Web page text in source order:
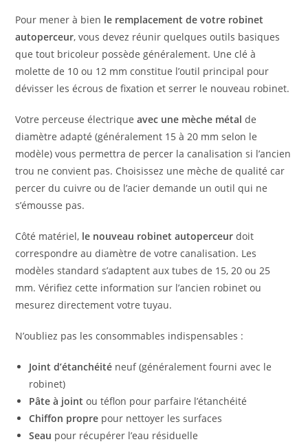
Pour mener à bien le remplacement de votre robinet
autoperceur, vous devez réunir quelques outils basiques
que tout bricoleur possède généralement. Une clé à
molette de 10 ou 12 mm constitue l’outil principal pour
dévisser les écrous de fixation et serrer le nouveau robinet.
Votre perceuse électriqueavec une mèche métal de
diamètre adapté (généralement 15 à 20 mm selon le
modèle) vous permettra de percer la canalisation si l’ancien
trou ne convient pas. Choisissez une mèche de qualité car
percer du cuivre ou de l’acier demande un outil qui ne
s’émousse pas.
Côté matériel, le nouveau robinet autoperceur doit
correspondre au diamètre de votre canalisation. Les
modèles standard s’adaptent aux tubes de 15, 20 ou 25
mm. Vérifiez cette information sur l’ancien robinet ou
mesurez directement votre tuyau.
N’oubliez pas les consommables indispensables :
Joint d’étanchéité neuf (généralement fourni avec le
robinet)
Pâte à joint ou téflon pour parfaire l’étanchéité
Chiffon propre pour nettoyer les surfaces
Seau pour récupérer l’eau résiduelle